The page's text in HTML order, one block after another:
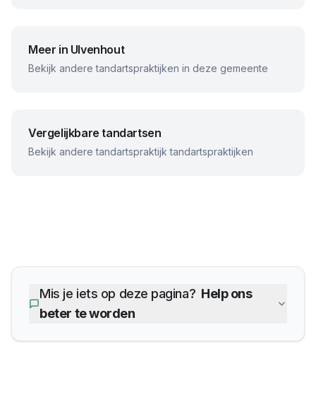
Meer in Ulvenhout
Bekijk andere tandartspraktijken in deze gemeente
Vergelijkbare tandartsen
Bekijk anderetandartspraktijk tandartspraktijken
Mis je iets op deze pagina? Help ons
beter te worden